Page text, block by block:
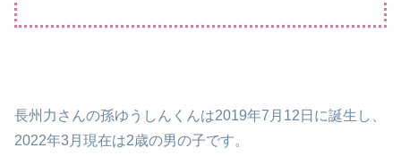
長州力さんの孫ゆうしんくんは2019年7月12日に誕生し、
2022年3月現在は2歳の男の子です。